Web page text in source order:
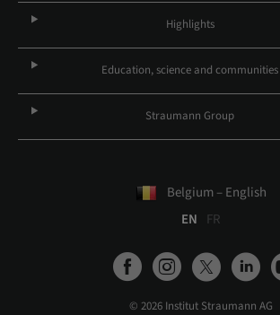
Highlights
Education, science and communities
Straumann Group
Belgium – English
EN
FR
© 2026 Institut Straumann AG